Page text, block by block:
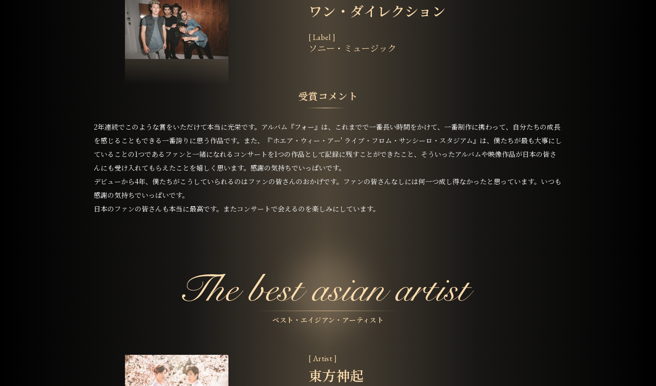
ワン・ダイレクション
[ Label ]
ソニー・ミュージック
受賞コメント
2年連続でこのような賞をいただけて本当に光栄です。アルバム『フォー』は、これまでで一番長い時間をかけて、一番制作に携わって、自分たちの成長
を感じることもできる一番誇りに思う作品です。また、『‘ホエア・ウィー・アー' ライブ・フロム・サンシーロ・スタジアム』は、僕たちが最も大事にし
ていることの1つであるファンと一緒になれるコンサートを1つの作品として記録に残すことができたこと、そういったアルバムや映像作品が日本の皆さ
んにも受け入れてもらえたことを嬉しく思います。感謝の気持ちでいっぱいです。
デビューから4年、僕たちがこうしていられるのはファンの皆さんのおかげです。ファンの皆さんなしには何一つ成し得なかったと思っています。いつも
感謝の気持ちでいっぱいです。
日本のファンの皆さんも本当に最高です。またコンサートで会えるのを楽しみにしています。
ベスト・エイジアン・アーティスト
[ Artist ]
東方神起